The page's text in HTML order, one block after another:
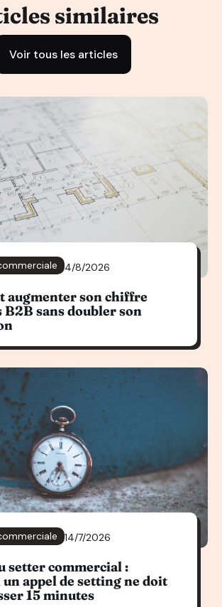
similaires
Voir tous les articles
4/8/2026
augmenter son chiffre
sans doubler son
14/7/2026
setter commercial :
appel de setting ne doit
15 minutes